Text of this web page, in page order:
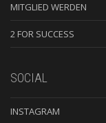
MITGLIED WERDEN
2 FOR SUCCESS
SOCIAL
INSTAGRAM